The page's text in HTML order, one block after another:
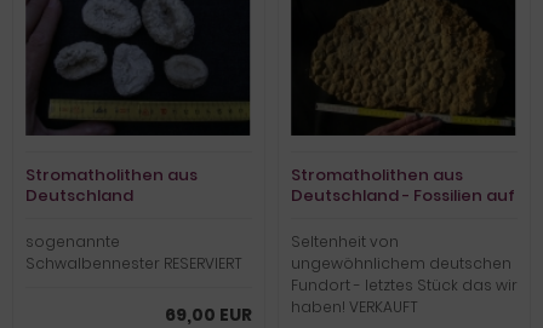
Stromatholithen aus
Deutschland
sogenannte
Schwalbennester RESERVIERT
69,00 EUR
Stromatholithen aus
Deutschland - Fossilien auf
Seltenheit von
ungewöhnlichem deutschen
Fundort - letztes Stück das wir
haben! VERKAUFT